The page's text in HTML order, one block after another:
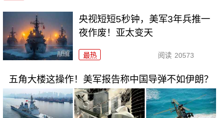
央视短短5秒钟，美军3年兵推一
夜作废！亚太变天
最热 阅读 20573
五角大楼这操作！美军报告称中国导弹不如伊朗？